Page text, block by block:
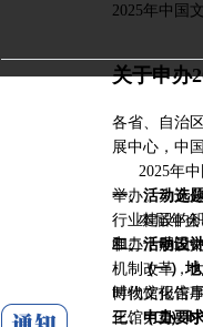
2025年中国
关于申办
各省、自治
展中心，中
2025年中
举办。为充
行业建设的
申办，中国
一、活动选
本届年会以
和二十届二
机制改革，
时代文化馆
化馆力量。
二、活动设
（一）
博物馆报告
（二）
三、申办要